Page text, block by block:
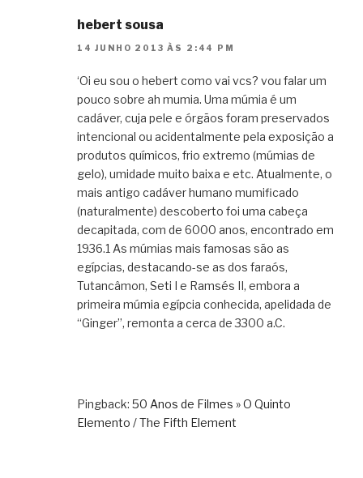
hebert sousa
14 JUNHO 2013 ÀS 2:44 PM
‘Oi eu sou o hebert como vai vcs? vou falar um
pouco sobre ah mumia. Uma múmia é um
cadáver, cuja pele e órgãos foram preservados
intencional ou acidentalmente pela exposição a
produtos químicos, frio extremo (múmias de
gelo), umidade muito baixa e etc. Atualmente, o
mais antigo cadáver humano mumificado
(naturalmente) descoberto foi uma cabeça
decapitada, com de 6000 anos, encontrado em
1936.1 As múmias mais famosas são as
egípcias, destacando-se as dos faraós,
Tutancâmon, Seti I e Ramsés II, embora a
primeira múmia egípcia conhecida, apelidada de
“Ginger”, remonta a cerca de 3300 a.C.
Pingback: 50 Anos de Filmes » O Quinto
Elemento / The Fifth Element